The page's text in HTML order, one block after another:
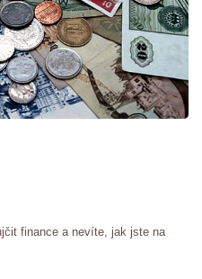
finance a nevíte, jak jste na